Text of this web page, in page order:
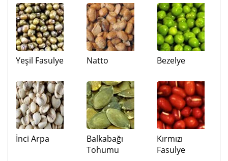
Yeşil Fasulye Natto Bezelye
İnci Arpa
Balkabağı
Tohumu
Kırmızı
Fasulye